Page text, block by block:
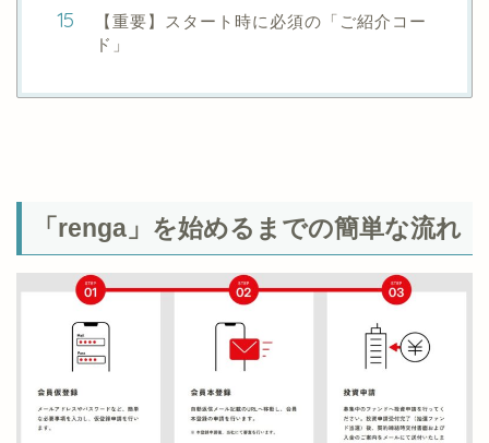
【重要】スタート時に必須の「ご紹介コー
ド」
「renga」を始めるまでの簡単な流れ